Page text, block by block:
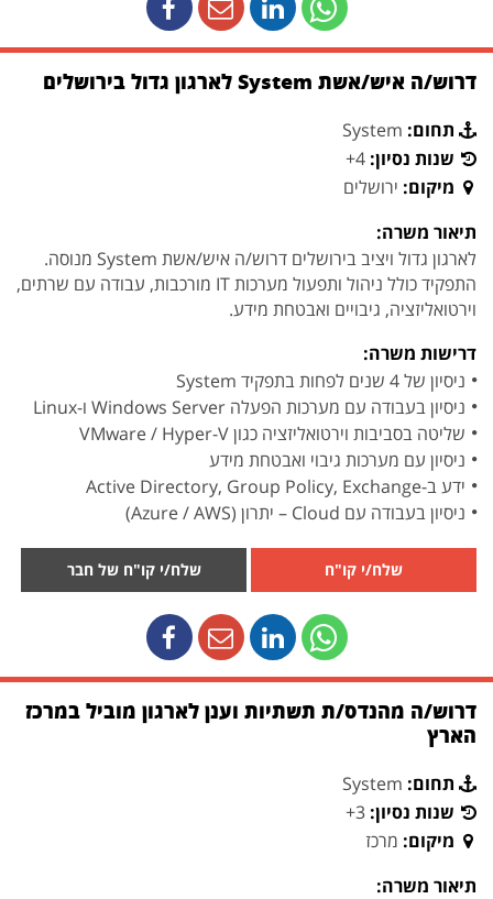
דרוש/ה איש/אשת System לארגון גדול בירושלים
תחום: System
שנות נסיון: 4+
מיקום: ירושלים
תיאור משרה:
לארגון גדול ויציב בירושלים דרוש/ה איש/אשת System מנוסה.
התפקיד כולל ניהול ותפעול מערכות IT מורכבות, עבודה עם שרתים,
וירטואליזציה, גיבויים ואבטחת מידע.
דרישות משרה:
ניסיון של 4 שנים לפחות בתפקיד System
ניסיון בעבודה עם מערכות הפעלה Windows Server ו-Linux
שליטה בסביבות וירטואליזציה כגון VMware / Hyper-V
ניסיון עם מערכות גיבוי ואבטחת מידע
ידע ב-Active Directory, Group Policy, Exchange
ניסיון בעבודה עם Cloud – יתרון (Azure / AWS)
שלח/י קו"ח שלח/י קו"ח של חבר
דרוש/ה מהנדס/ת תשתיות וענן לארגון מוביל במרכז
הארץ
תחום: System
שנות נסיון: 3+
מיקום: מרכז
תיאור משרה: